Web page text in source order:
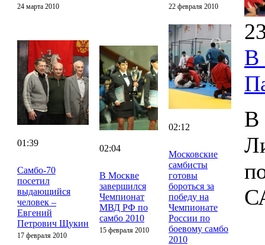
24 марта 2010 22 февраля 2010
01:39
Cамбо-70
посетил
выдающийся
человек –
Евгений
Петрович Щукин
17 февраля 2010
02:04
В Москве
завершился
Чемпионат
МВД РФ по
самбо 2010
15 февраля 2010
02:12
Московские
самбисты
готовы
бороться за
победу на
Чемпионате
России по
боевому самбо
2010
В
В